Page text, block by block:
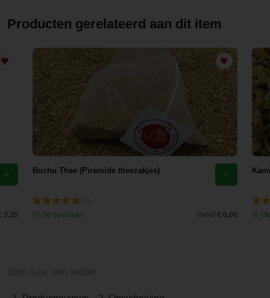
Producten gerelateerd aan dit item
3,35
Buchu Thee (Piramide theezakjes)
Op voorraad
Vanaf € 0,00